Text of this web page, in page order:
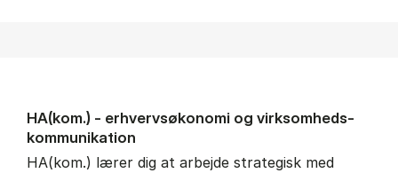
HA(kom.) - erhvervs­økonomi og virksomheds­
kommunikation
HA(kom.) lærer dig at arbejde strategisk med